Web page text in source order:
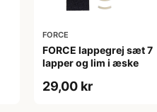
FORCE
FORCE lappegrej sæt 7
lapper og lim i æske
29,00 kr